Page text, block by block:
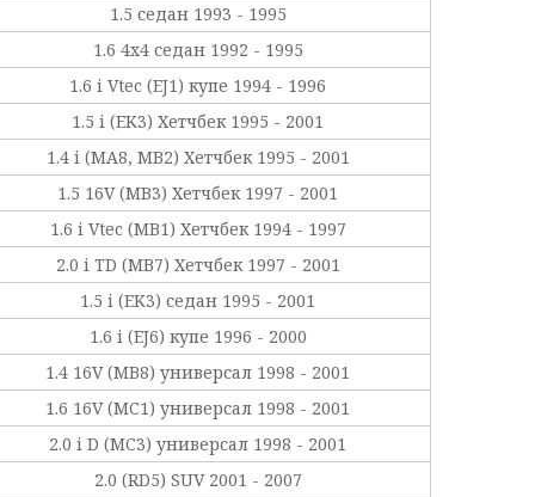
1.5 седан 1993 - 1995
1.6 4x4 седан 1992 - 1995
1.6 i Vtec (EJ1) купе 1994 - 1996
1.5 i (EK3) Хетчбек 1995 - 2001
1.4 i (MA8, MB2) Хетчбек 1995 - 2001
1.5 16V (MB3) Хетчбек 1997 - 2001
1.6 i Vtec (MB1) Хетчбек 1994 - 1997
2.0 i TD (MB7) Хетчбек 1997 - 2001
1.5 i (EK3) седан 1995 - 2001
1.6 i (EJ6) купе 1996 - 2000
1.4 16V (MB8) универсал 1998 - 2001
1.6 16V (MC1) универсал 1998 - 2001
2.0 i D (MC3) универсал 1998 - 2001
2.0 (RD5) SUV 2001 - 2007